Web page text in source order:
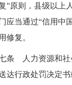
”原则，县级以上
应当通过“信用中
修复。
条 人力资源和社
达行政处罚决定